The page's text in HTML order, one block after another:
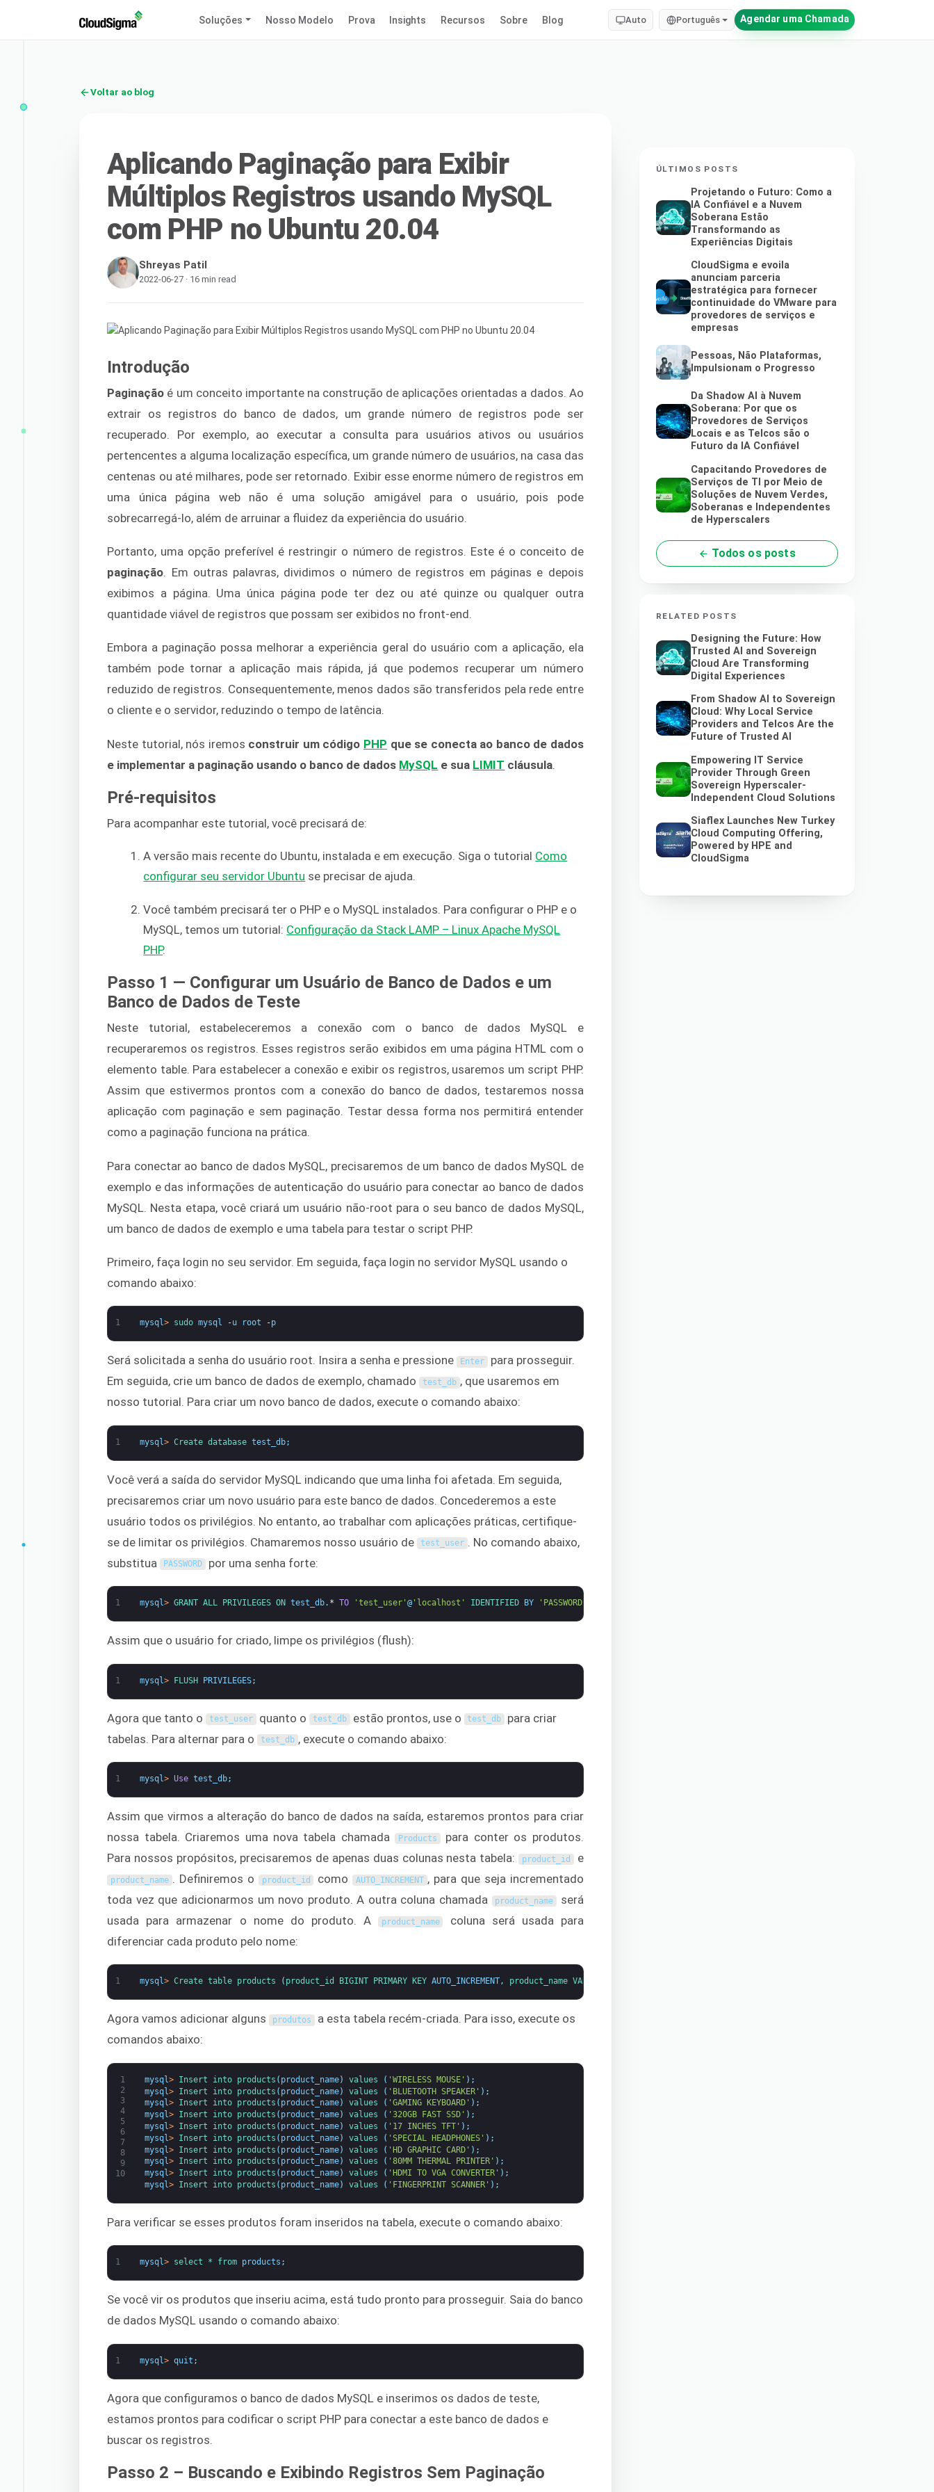
Soluções Nosso Modelo Prova Insights Recursos Sobre Blog Auto Português Agendar uma Chamada
Voltar ao blog
Aplicando Paginação para Exibir
Múltiplos Registros usando MySQL
com PHP no Ubuntu 20.04
Shreyas Patil
2022-06-27 · 16 min read
Introdução
Paginação é um conceito importante na construção de aplicações orientadas a dados. Ao
extrair os registros do banco de dados, um grande número de registros pode ser
recuperado. Por exemplo, ao executar a consulta para usuários ativos ou usuários
pertencentes a alguma localização específica, um grande número de usuários, na casa das
centenas ou até milhares, pode ser retornado. Exibir esse enorme número de registros em
uma única página web não é uma solução amigável para o usuário, pois pode
sobrecarregá-lo, além de arruinar a fluidez da experiência do usuário.
Portanto, uma opção preferível é restringir o número de registros. Este é o conceito de
paginação . Em outras palavras, dividimos o número de registros em páginas e depois
exibimos a página. Uma única página pode ter dez ou até quinze ou qualquer outra
quantidade viável de registros que possam ser exibidos no front-end.
Embora a paginação possa melhorar a experiência geral do usuário com a aplicação, ela
também pode tornar a aplicação mais rápida, já que podemos recuperar um número
reduzido de registros. Consequentemente, menos dados são transferidos pela rede entre
o cliente e o servidor, reduzindo o tempo de latência.
Neste tutorial, nós iremos construir um código PHP que se conecta ao banco de dados
e implementar a paginação usando o banco de dados MySQL e sua LIMIT cláusula
Pré-requisitos
Para acompanhar este tutorial, você precisará de:
A versão mais recente do Ubuntu, instalada e em execução. Siga o tutorial Como
configurar seu servidor Ubuntu se precisar de ajuda.
Você também precisará ter o PHP e o MySQL instalados. Para configurar o PHP e o
MySQL, temos um tutorial: Configuração da Stack LAMP – Linux Apache MySQL
PHP.
Passo 1 — Configurar um Usuário de Banco de Dados e um
Banco de Dados de Teste
Neste tutorial, estabeleceremos a conexão com o banco de dados MySQL e
recuperaremos os registros. Esses registros serão exibidos em uma página HTML com o
elemento table. Para estabelecer a conexão e exibir os registros, usaremos um script PHP.
Assim que estivermos prontos com a conexão do banco de dados, testaremos nossa
aplicação com paginação e sem paginação. Testar dessa forma nos permitirá entender
como a paginação funciona na prática.
Para conectar ao banco de dados MySQL, precisaremos de um banco de dados MySQL de
exemplo e das informações de autenticação do usuário para conectar ao banco de dados
MySQL. Nesta etapa, você criará um usuário não-root para o seu banco de dados MySQL,
um banco de dados de exemplo e uma tabela para testar o script PHP.
Primeiro, faça login no seu servidor. Em seguida, faça login no servidor MySQL usando o
comando abaixo:
1 mysql> sudo mysql -u root -p
Será solicitada a senha do usuário root. Insira a senha e pressione Enter para prosseguir.
Em seguida, crie um banco de dados de exemplo, chamado test_db , que usaremos em
nosso tutorial. Para criar um novo banco de dados, execute o comando abaixo:
1 mysql > Create database test_db;
Você verá a saída do servidor MySQL indicando que uma linha foi afetada. Em seguida,
precisaremos criar um novo usuário para este banco de dados. Concederemos a este
usuário todos os privilégios. No entanto, ao trabalhar com aplicações práticas, certifique-
se de limitar os privilégios. Chamaremos nosso usuário de test_user . No comando abaixo,
substitua PASSWORD por uma senha forte:
1 mysql> GRANT ALL PRIVILEGES ON test_db. * TO 'test_user' @'localhost' IDENTIFIED BY 'PASSWORD'
Assim que o usuário for criado, limpe os privilégios (flush):
1 mysql > FLUSH PRIVILEGES;
Agora que tanto o test_user quanto o test_db estão prontos, use o test_db
para criar
tabelas. Para alternar para o test_db , execute o comando abaixo:
1 mysql> Use test_db;
Assim que virmos a alteração do banco de dados na saída, estaremos prontos para criar
nossa tabela. Criaremos uma nova tabela chamada Products para conter os produtos.
Para nossos propósitos, precisaremos de apenas duas colunas nesta tabela: product_id e
product_name . Definiremos o product_id como AUTO_INCREMENT , para que seja incrementado
toda vez que adicionarmos um novo produto. A outra coluna chamada
product_name
será
usada para armazenar o nome do produto. A
product_name
coluna será usada para
diferenciar cada produto pelo nome:
1 mysql> Create table products ( product_id BIGINT PRIMARY KEY AUTO_INCREMENT, product_name VARCHAR
Agora vamos adicionar alguns produtos a esta tabela recém-criada. Para isso, execute os
comandos abaixo:
1
2
3
4
5
6
7
8
9
10
mysql > Insert into products ( product_name) values ( 'WIRELESS MOUSE' ) ;
mysql > Insert into products ( product_name) values ( 'BLUETOOTH SPEAKER' ) ;
mysql> Insert into products ( product_name) values ( 'GAMING KEYBOARD' ) ;
mysql> Insert into products ( product_name) values ( '320GB FAST SSD' ) ;
mysql> Insert into products ( product_name) values ( '17 INCHES TFT' ) ;
mysql > Insert into products ( product_name) values ( 'SPECIAL HEADPHONES' ) ;
mysql > Insert into products ( product_name) values ( 'HD GRAPHIC CARD' ) ;
mysql> Insert into products ( product_name) values ( '80MM THERMAL PRINTER' ) ;
mysql> Insert into products ( product_name) values ( 'HDMI TO VGA CONVERTER' ) ;
mysql> Insert into products ( product_name) values ( 'FINGERPRINT SCANNER' ) ;
Para verificar se esses produtos foram inseridos na tabela, execute o comando abaixo:
1 mysql> select * from products ;
Se você vir os produtos que inseriu acima, está tudo pronto para prosseguir. Saia do banco
de dados MySQL usando o comando abaixo:
1 mysql > quit ;
Agora que configuramos o banco de dados MySQL e inserimos os dados de teste,
estamos prontos para codificar o script PHP para conectar a este banco de dados e
buscar os registros.
Passo 2 – Buscando e Exibindo Registros Sem Paginação
ÚLTIMOS POSTS
Projetando o Futuro: Como a
IA Confiável e a Nuvem
Soberana Estão
Transformando as
Experiências Digitais
CloudSigma e evoila
anunciam parceria
estratégica para fornecer
continuidade do VMware para
provedores de serviços e
empresas
Pessoas, Não Plataformas,
Impulsionam o Progresso
Da Shadow AI à Nuvem
Soberana: Por que os
Provedores de Serviços
Locais e as Telcos são o
Futuro da IA Confiável
Capacitando Provedores de
Serviços de TI por Meio de
Soluções de Nuvem Verdes,
Soberanas e Independentes
de Hyperscalers
Todos os posts
RELATED POSTS
Designing the Future: How
Trusted AI and Sovereign
Cloud Are Transforming
Digital Experiences
From Shadow AI to Sovereign
Cloud: Why Local Service
Providers and Telcos Are the
Future of Trusted AI
Empowering IT Service
Provider Through Green
Sovereign Hyperscaler-
Independent Cloud Solutions
Siaflex Launches New Turkey
Cloud Computing Offering,
Powered by HPE and
CloudSigma